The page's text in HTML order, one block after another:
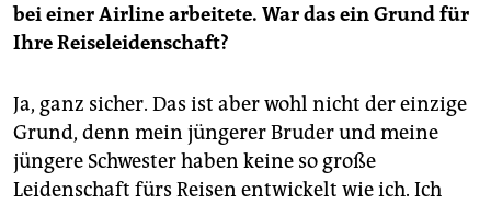
bei einer Airline arbeitete. War das ein Grund für
Ihre Reiseleidenschaft?
Ja, ganz sicher. Das ist aber wohl nicht der einzige
Grund, denn mein jüngerer Bruder und meine
jüngere Schwester haben keine so große
Leidenschaft fürs Reisen entwickelt wie ich. Ich